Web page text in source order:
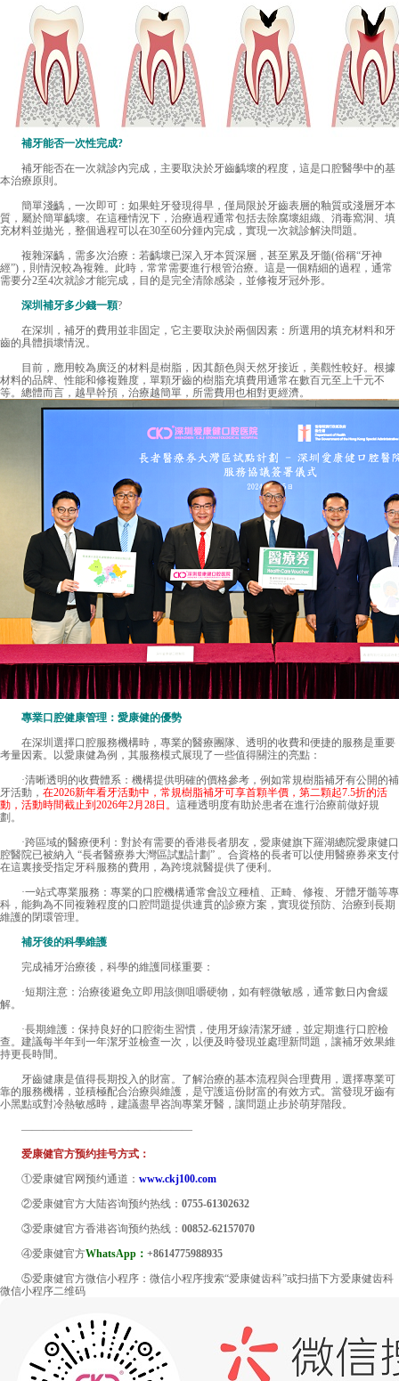
補牙能否一次性完成?
補牙能否在一次就診內完成，主要取決於牙齒齲壞的程度，這是口腔醫學中的基
本治療原則。
簡單淺齲，一次即可：如果蛀牙發現得早，僅局限於牙齒表層的釉質或淺層牙本
質，屬於簡單齲壞。在這種情況下，治療過程通常包括去除腐壞組織、消毒窩洞、填
充材料並拋光，整個過程可以在30至60分鍾內完成，實現一次就診解決問題。
複雜深齲，需多次治療：若齲壞已深入牙本質深層，甚至累及牙髓(俗稱“牙神
經”)，則情況較為複雜。此時，常常需要進行根管治療。這是一個精細的過程，通常
需要分2至4次就診才能完成，目的是完全清除感染，並修複牙冠外形。
深圳補牙多少錢一顆?
在深圳，補牙的費用並非固定，它主要取決於兩個因素：所選用的填充材料和牙
齒的具體損壞情況。
目前，應用較為廣泛的材料是樹脂，因其顏色與天然牙接近，美觀性較好。根據
材料的品牌、性能和修複難度，單顆牙齒的樹脂充填費用通常在數百元至上千元不
等。總體而言，越早幹預，治療越簡單，所需費用也相對更經濟。
專業口腔健康管理：愛康健的優勢
在深圳選擇口腔服務機構時，專業的醫療團隊、透明的收費和便捷的服務是重要
考量因素。以愛康健為例，其服務模式展現了一些值得關注的亮點：
·清晰透明的收費體系：機構提供明確的價格參考，例如常規樹脂補牙有公開的補
牙活動， 在2026新年看牙活動中，常規樹脂補牙可享首顆半價，第二顆起7.5折的活
動，活動時間截止到2026年2月28日。 這種透明度有助於患者在進行治療前做好規
劃。
·跨區域的醫療便利：對於有需要的香港長者朋友， 愛康健旗下羅湖總院愛康健口
腔醫院已被納入 “長者醫療券大灣區試點計劃” 。合資格的長者可以使用醫療券來支付
在這裏接受指定牙科服務的費用，為跨境就醫提供了便利。
·一站式專業服務：專業的口腔機構通常會設立種植、正畸、修複、牙體牙髓等專
科，能夠為不同複雜程度的口腔問題提供連貫的診療方案，實現從預防、治療到長期
維護的閉環管理。
補牙後的科學維護
完成補牙治療後，科學的維護同樣重要：
·短期注意：治療後避免立即用該側咀嚼硬物，如有輕微敏感，通常數日內會緩
解。
·長期維護：保持良好的口腔衛生習慣，使用牙線清潔牙縫，並定期進行口腔檢
查。建議每半年到一年潔牙並檢查一次，以便及時發現並處理新問題，讓補牙效果維
持更長時間。
牙齒健康是值得長期投入的財富。了解治療的基本流程與合理費用，選擇專業可
靠的服務機構，並積極配合治療與維護，是守護這份財富的有效方式。當發現牙齒有
小黑點或對冷熱敏感時，建議盡早咨詢專業牙醫，讓問題止步於萌芽階段。
————————————————
爱康健官方预约挂号方式：
①爱康健官网预约通道： www.ckj100.com
②爱康健官方大陆咨询预约热线： 0755-61302632
③爱康健官方香港咨询预约热线： 00852-62157070
④爱康健官方WhatsApp： +8614775988935
⑤爱康健官方微信小程序：微信小程序搜索“爱康健齿科”或扫描下方爱康健齿科
微信小程序二维码